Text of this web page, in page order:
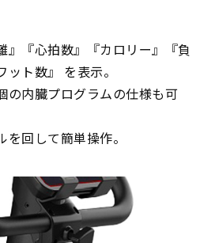
』『心拍数』『カロリー』『負
ト数』 を表示。
の内臓プログラムの仕様も可
回して簡単操作。